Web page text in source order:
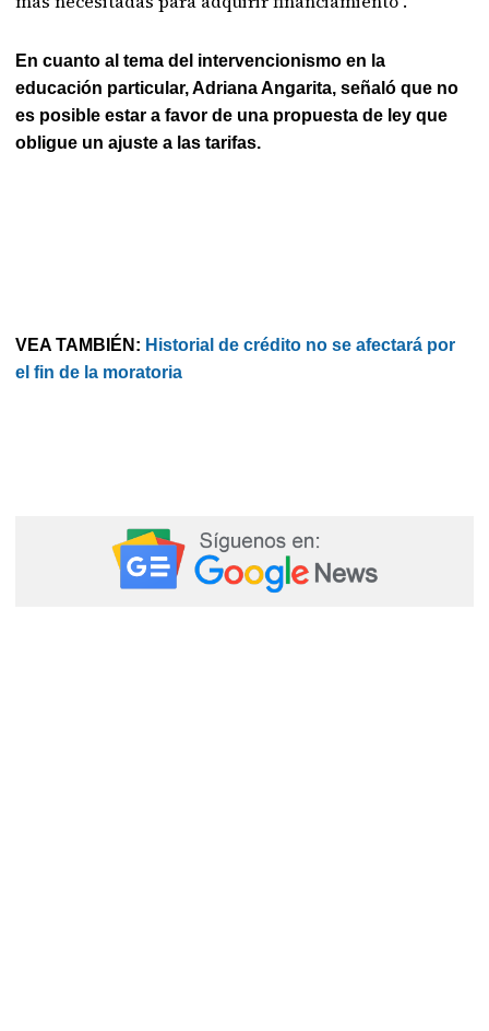
En cuanto al tema del intervencionismo en la
educación particular, Adriana Angarita, señaló que no
es posible estar a favor de una propuesta de ley que
obligue un ajuste a las tarifas.
VEA TAMBIÉN: Historial de crédito no se afectará por
el fin de la moratoria